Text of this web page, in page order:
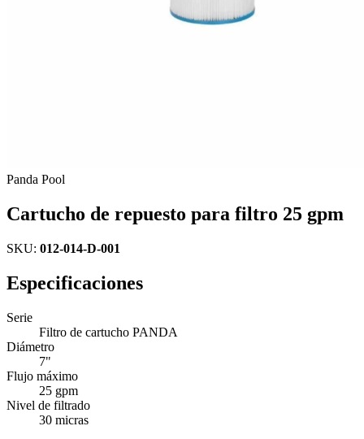
Panda Pool
Cartucho de repuesto para filtro 25 gpm
SKU: 012-014-D-001
Especificaciones
Serie
Filtro de cartucho PANDA
Diámetro
7"
Flujo máximo
25 gpm
Nivel de filtrado
30 micras